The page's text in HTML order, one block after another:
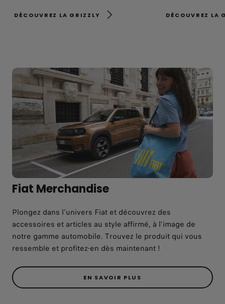
DÉCOUVREZ LA GRIZZLY DÉCOUVREZ LA
Fiat Merchandise
Plongez dans l’univers Fiat et découvrez des
accessoires et articles au style affirmé, à l’image de
notre gamme automobile. Trouvez le produit qui vous
ressemble et profitez-en dès maintenant !
EN SAVOIR PLUS